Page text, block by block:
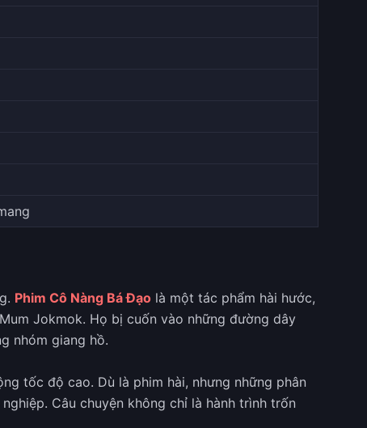
Phim Cô Nàng Bá Đạo là một tác phẩm hài hước,
Jokmok. Họ bị cuốn vào những đường dây
nhóm giang hồ.
tốc độ cao. Dù là phim hài, nhưng những phân
Câu chuyện không chỉ là hành trình trốn